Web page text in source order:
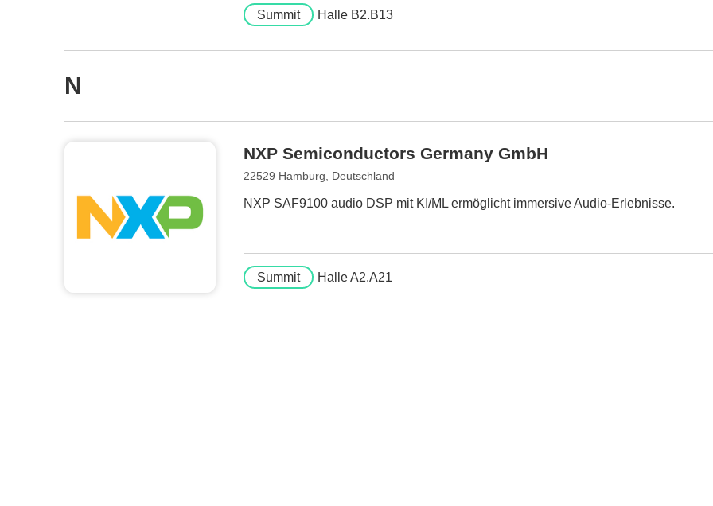
Summit Halle B2.B13
N
NXP Semiconductors Germany GmbH
22529 Hamburg, Deutschland
NXP SAF9100 audio DSP mit KI/ML ermöglicht immersive Audio-Erlebnisse.
Summit Halle A2.A21